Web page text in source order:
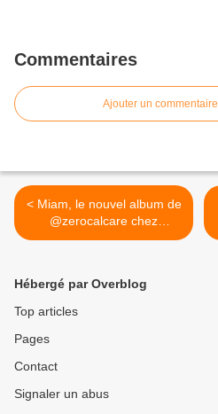
Commentaires
Ajouter un commentaire
< Miam, le nouvel album de
@zerocalcare chez
#cambourakis "12 heures
#bookstagram #zerocalcare
#cambourakis #bd
Hébergé par Overblog
Top articles
Pages
Contact
Signaler un abus